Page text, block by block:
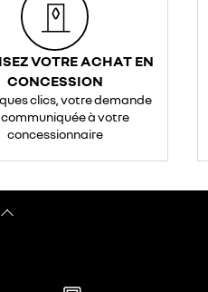
VOTRE ACHAT EN
CONCESSION
clics, votre demande
à votre
concessionnaire